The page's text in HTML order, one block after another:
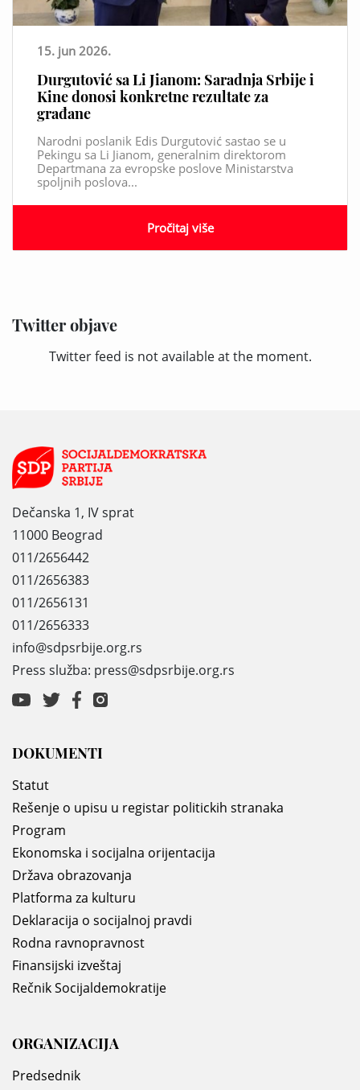
Twitter objave
Twitter feed is not available at the moment.
15. jun 2026.
Durgutović sa Li Jianom: Saradnja Srbije i
Kine donosi konkretne rezultate za
građane
Narodni poslanik Edis Durgutović sastao se u
Pekingu sa Li Jianom, generalnim direktorom
Departmana za evropske poslove Ministarstva
spoljnih poslova...
Pročitaj više
Dečanska 1, IV sprat
11000 Beograd
011/2656442
011/2656383
011/2656131
011/2656333
info@sdpsrbije.org.rs
Press služba: press@sdpsrbije.org.rs
DOKUMENTI
Statut
Rešenje o upisu u registar politickih stranaka
Program
Ekonomska i socijalna orijentacija
Država obrazovanja
Platforma za kulturu
Deklaracija o socijalnoj pravdi
Rodna ravnopravnost
Finansijski izveštaj
Rečnik Socijaldemokratije
ORGANIZACIJA
Predsednik